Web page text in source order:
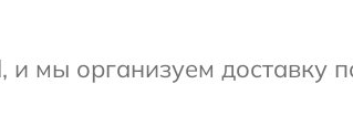
мы организуем доставку